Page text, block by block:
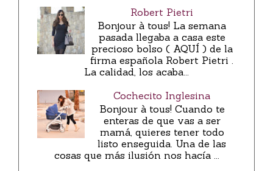
Robert Pietri
Bonjour à tous! La semana
pasada llegaba a casa este
precioso bolso ( AQUÍ ) de la
firma española Robert Pietri .
La calidad, los acaba...
Cochecito Inglesina
Bonjour à tous! Cuando te
enteras de que vas a ser
mamá, quieres tener todo
listo enseguida. Una de las
cosas que más ilusión nos hacía ...